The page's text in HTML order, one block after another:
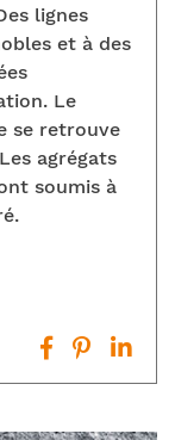
lignes
et à des
Le
se retrouve
agrégats
soumis à